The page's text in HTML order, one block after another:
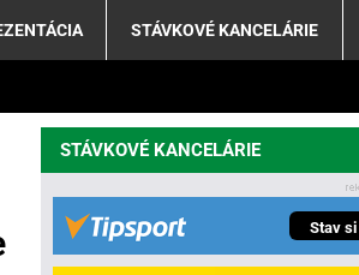
STÁVKOVÉ KANCELÁRIE
STÁVKOVÉ KANCELÁRIE
Stav si